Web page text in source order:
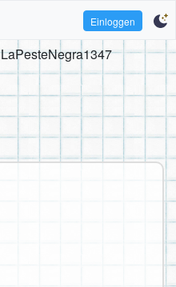
Einloggen
LaPesteNegra1347